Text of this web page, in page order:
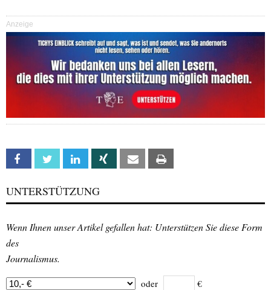
Anzeige
Facebook Twitter Linkedin Xing Email
UNTERSTÜTZUNG
Wenn Ihnen unser Artikel gefallen hat: Unterstützen Sie diese Form
des
Journalismus.
oder €